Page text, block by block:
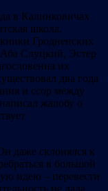
в Калинковичах
школа.
Гродненских
Слуцкий, Эстер
их
два года
и ссор между
жалобу о
даже склонялся к
в большой
идею – перевести